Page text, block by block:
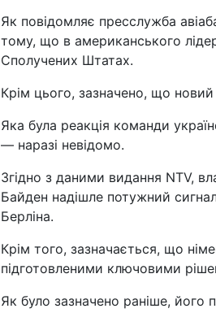
Як повідомляє пресслужба
тому, що в американського
Сполучених Штатах.
Крім цього, зазначено, що
Яка була реакція команди
— наразі невідомо.
Згідно з даними видання NTV,
Байден надішле потужний
Берліна.
Крім того, зазначається, що
підготовленими ключовими
Як було зазначено раніше, його